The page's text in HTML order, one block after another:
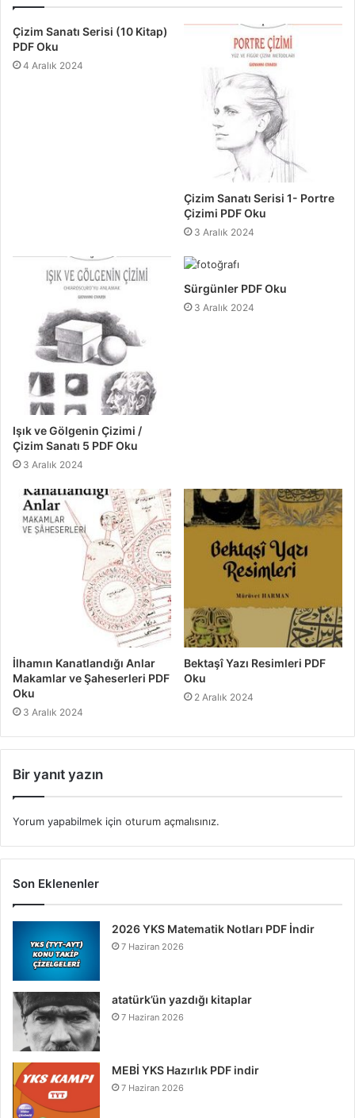
Çizim Sanatı Serisi (10 Kitap)
PDF Oku
4 Aralık 2024
Çizim Sanatı Serisi 1- Portre
Çizimi PDF Oku
3 Aralık 2024
Işık ve Gölgenin Çizimi /
Çizim Sanatı 5 PDF Oku
3 Aralık 2024
Sürgünler PDF Oku
3 Aralık 2024
İlhamın Kanatlandığı Anlar
Makamlar ve Şaheserleri PDF
Oku
3 Aralık 2024
Bektaşî Yazı Resimleri PDF
Oku
2 Aralık 2024
Bir yanıt yazın
Yorum yapabilmek için oturum açmalısınız.
Son Eklenenler
2026 YKS Matematik Notları PDF İndir
7 Haziran 2026
atatürk’ün yazdığı kitaplar
7 Haziran 2026
MEBİ YKS Hazırlık PDF indir
7 Haziran 2026